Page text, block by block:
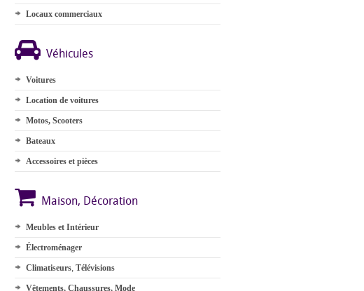
Locaux commerciaux
Véhicules
Voitures
Location de voitures
Motos, Scooters
Bateaux
Accessoires et pièces
Maison, Décoration
Meubles et Intérieur
Électroménager
Climatiseurs, Télévisions
Vêtements, Chaussures, Mode